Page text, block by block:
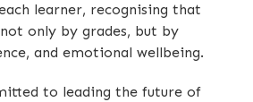
learner, recognising that
not only by grades, but by
and emotional wellbeing.
to leading the future of